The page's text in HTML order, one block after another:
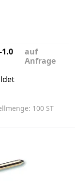
1.0
auf
Anfrage
100 ST